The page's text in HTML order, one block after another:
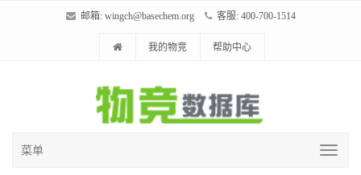
邮箱: wingch@basechem.org 客服: 400-700-1514
我的物竞 帮助中心
菜单